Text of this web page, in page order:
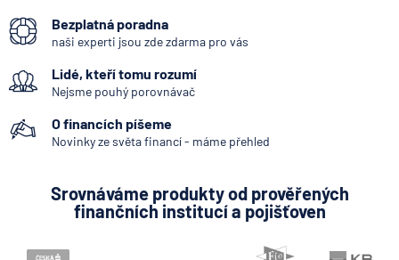
Bezplatná poradna
naši experti jsou zde zdarma pro vás
Lidé, kteří tomu rozumí
Nejsme pouhý porovnávač
O financích píšeme
Novinky ze světa financí - máme přehled
Srovnáváme produkty od prověřených
finančních institucí a pojišťoven